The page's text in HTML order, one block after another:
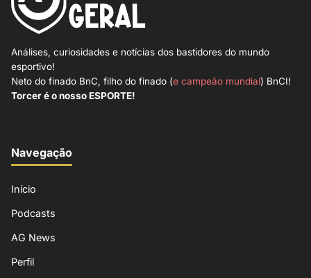
Análises, curiosidades e notícias dos bastidores do mundo
esportivo!
Neto do finado BnC, filho do finado (e campeão mundial) BnCI!
Torcer é o nosso ESPORTE!
Navegação
Início
Podcasts
AG News
Perfil